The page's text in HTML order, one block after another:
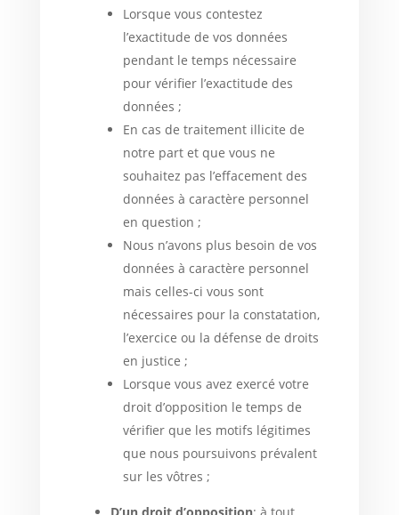
Lorsque vous contestez
l’exactitude de vos données
pendant le temps nécessaire
pour vérifier l’exactitude des
données ;
En cas de traitement illicite de
notre part et que vous ne
souhaitez pas l’effacement des
données à caractère personnel
en question ;
Nous n’avons plus besoin de vos
données à caractère personnel
mais celles-ci vous sont
nécessaires pour la constatation,
l’exercice ou la défense de droits
en justice ;
Lorsque vous avez exercé votre
droit d’opposition le temps de
vérifier que les motifs légitimes
que nous poursuivons prévalent
sur les vôtres ;